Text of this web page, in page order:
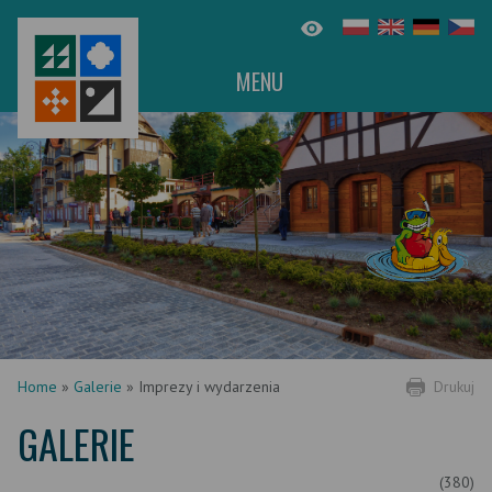
MENU
Drukuj
Home » Galerie » Imprezy i wydarzenia
GALERIE
(380)